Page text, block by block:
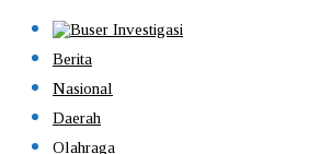
Berita
Nasional
Daerah
Olahraga